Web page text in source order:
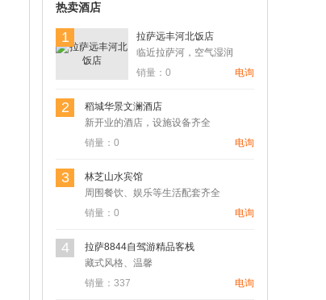
热卖酒店
1
拉萨远丰河北饭店
临近拉萨河，空气湿润
销量：0
电询
2
稻城华景文澜酒店
新开业的酒店，设施设备齐全
销量：0
电询
3
林芝山水宾馆
周围餐饮、娱乐等生活配套齐全
销量：0
电询
4
拉萨8844自驾游精品客栈
藏式风格、温馨
销量：337
电询